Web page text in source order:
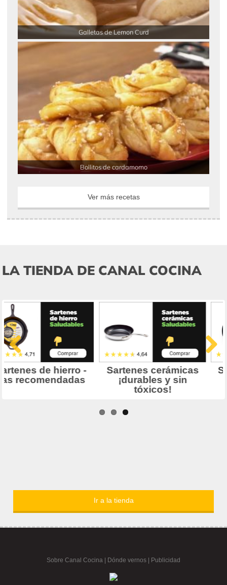
Galletas de Lemon Curd
Bollitos de cardamomo
Ver más recetas
LA TIENDA DE CANAL COCINA
Ir a la tienda
Sobre Canal Cocina Dónde vernos | Publicidad